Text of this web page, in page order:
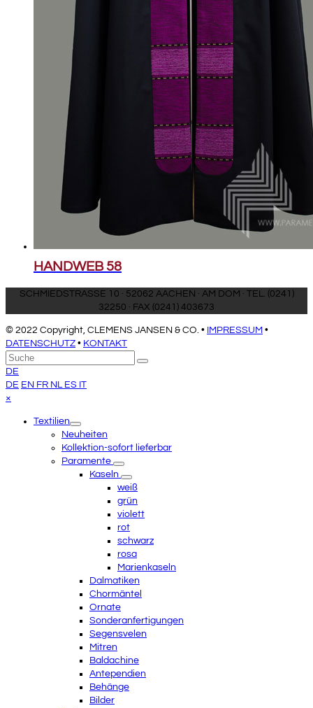
HANDWEB 58
SCHMIEDSTRASSE 10 · 52062 AACHEN · AM DOM · TEL. (0241)
32250 · FAX (0241) 403673
© 2022 Copyright, CLEMENS JANSEN & CO. • IMPRESSUM •
DATENSCHUTZ • KONTAKT
An
den
Anfang
scrollen
Suche
Senden
DE
DE EN FR NL ES IT
×
menuTextilien
Neuheiten
Kollektion-sofort lieferbar
Paramente
Kaseln
weiß
grün
violett
rot
schwarz
rosa
Marienkaseln
Dalmatiken
Chormäntel
Ornate
Sonderanfertigungen
Segensvelen
Mitren
Baldachine
Antependien
Behänge
Bilder